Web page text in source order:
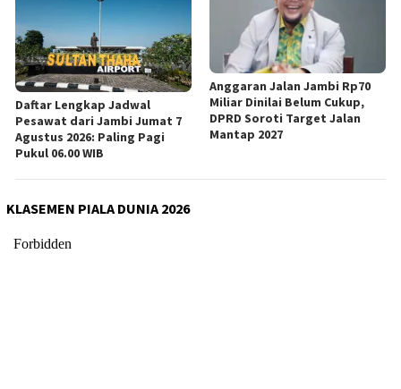
Daftar Lengkap Jadwal
Pesawat dari Jambi Jumat 7
Agustus 2026: Paling Pagi
Pukul 06.00 WIB
Anggaran Jalan Jambi Rp70
Miliar Dinilai Belum Cukup,
DPRD Soroti Target Jalan
Mantap 2027
KLASEMEN PIALA DUNIA 2026